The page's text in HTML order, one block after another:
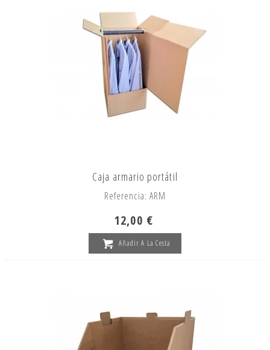
Caja armario portátil
Referencia: ARM
12,00 €
Añadir A La Cesta